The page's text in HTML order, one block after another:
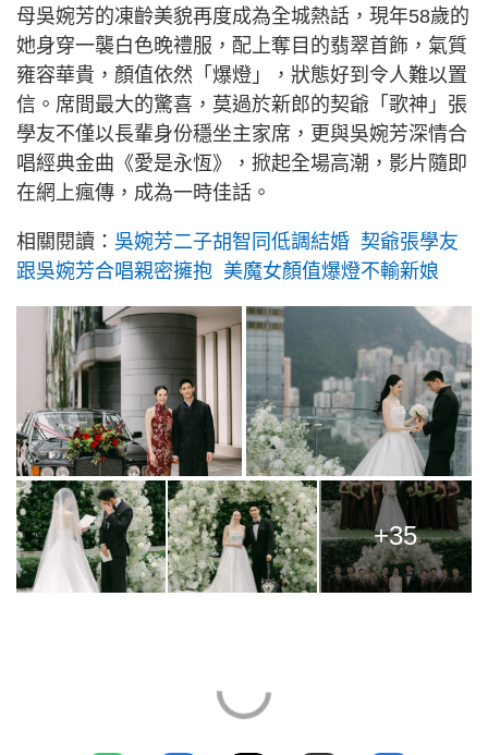
母吳婉芳的凍齡美貌再度成為全城熱話，現年58歲的
她身穿一襲白色晚禮服，配上奪目的翡翠首飾，氣質
雍容華貴，顏值依然「爆燈」，狀態好到令人難以置
信。席間最大的驚喜，莫過於新郎的契爺「歌神」張
學友不僅以長輩身份穩坐主家席，更與吳婉芳深情合
唱經典金曲《愛是永恆》，掀起全場高潮，影片隨即
在網上瘋傳，成為一時佳話。
相關閱讀： 吳婉芳二子胡智同低調結婚 契爺張學友
跟吳婉芳合唱親密擁抱 美魔女顏值爆燈不輸新娘
+35